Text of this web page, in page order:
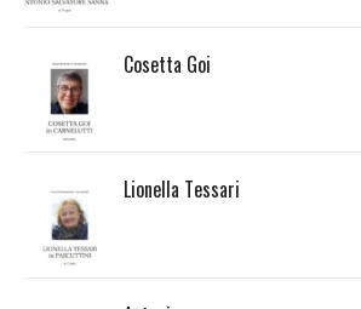
Cosetta Goi
Lionella Tessari